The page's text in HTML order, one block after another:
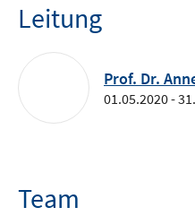
Leitung
Prof. Dr.
01.05.2020 -
Team